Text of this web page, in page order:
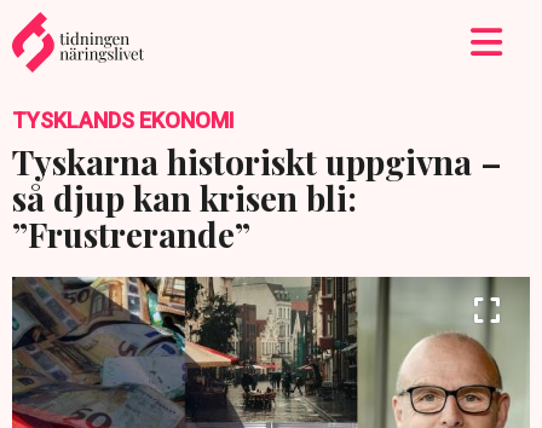
TYSKLANDS EKONOMI
Tyskarna historiskt uppgivna –
så djup kan krisen bli:
”Frustrerande”